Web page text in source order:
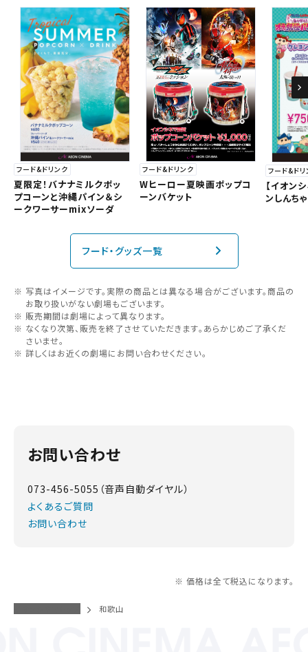
フード&ドリンク
夏限定！バナナミルクポッ
プコーンと沖縄パイン＆シ
ークワーサーmixソーダ
フード&ドリンク
Wヒーロー夏映画ポップコ
ーンバケット
フード&ド
【イオン
ンしんち
フード・グッズ一覧
写真はイメージです。実際の商品とは異なる場合がございます。商品の
お取り扱いがない劇場もございます。
販売期間は劇場によって異なります。
なくなり次第、販売を終了させていただきます。あらかじめご了承くだ
さいませ。
詳しくはお近くの劇場にお問い合わせください。
お問い合わせ
073-456-5055（音声自動ダイヤル）
よくあるご質問
お問い合わせ
※ 価格は全て税込になります。
和歌山